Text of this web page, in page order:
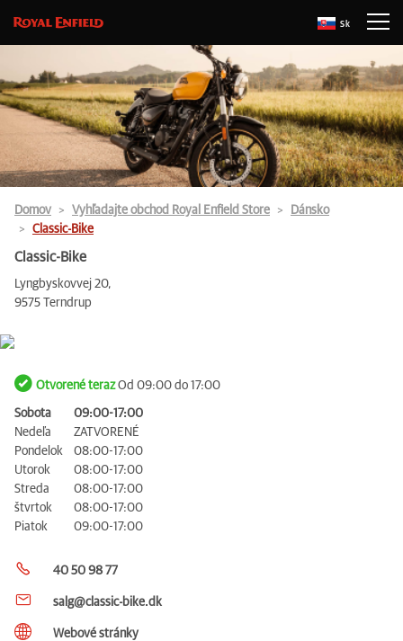
Sk
Domov Vyhľadajte obchod Royal Enfield Store
Dánsko
Classic-Bike
Classic-Bike
Lyngbyskovvej 20,
9575 Terndrup
Otvorené terazOd 09:00 do 17:00
Sobota
09:00-17:00
Nedeľa
ZATVORENÉ
Pondelok
08:00-17:00
Utorok
08:00-17:00
Streda
08:00-17:00
štvrtok
08:00-17:00
Piatok
09:00-17:00
40 50 98 77
salg@classic-bike.dk
Webové stránky